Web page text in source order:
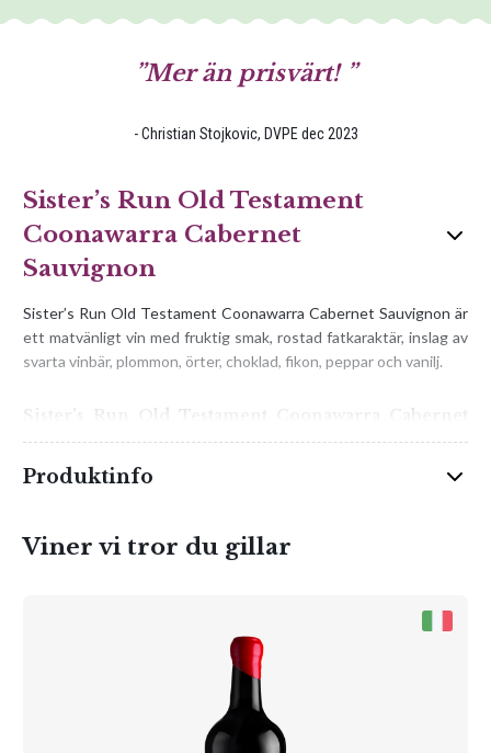
Mer än prisvärt!
- Christian Stojkovic, DVPE dec 2023
Sister’s Run Old Testament
Coonawarra Cabernet
Sauvignon
Sister’s Run Old Testament Coonawarra Cabernet Sauvignon är
ett matvänligt vin med fruktig smak, rostad fatkaraktär, inslag av
svarta vinbär, plommon, örter, choklad, fikon, peppar och vanilj.
Sister’s Run Old Testament Coonawarra Cabernet
Sauvignon finns att köpa på alla Systembolagets
butiker!
översatt kaprifolens land. Klimatet är svalt tack vare det
havsnära klimatet med långa varma höstar. Torka är inget problem
Servera till rustika kötträtter, grillat eller vilt! Eller bara till
ostbrickan med smakrika hårdostar.
Sister’s Runs unga begåvade vinmakare heter Elena Brooks.
Produktinfo
Viner vi tror du gillar